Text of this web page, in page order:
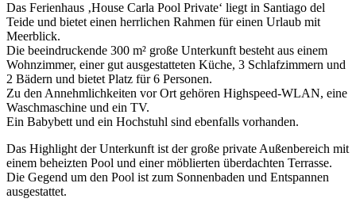
Das Ferienhaus ‚House Carla Pool Private‘ liegt in Santiago del
Teide und bietet einen herrlichen Rahmen für einen Urlaub mit
Meerblick.
Die beeindruckende 300 m² große Unterkunft besteht aus einem
Wohnzimmer, einer gut ausgestatteten Küche, 3 Schlafzimmern und
2 Bädern und bietet Platz für 6 Personen.
Zu den Annehmlichkeiten vor Ort gehören Highspeed-WLAN, eine
Waschmaschine und ein TV.
Ein Babybett und ein Hochstuhl sind ebenfalls vorhanden.
Das Highlight der Unterkunft ist der große private Außenbereich mit
einem beheizten Pool und einer möblierten überdachten Terrasse.
Die Gegend um den Pool ist zum Sonnenbaden und Entspannen
ausgestattet.